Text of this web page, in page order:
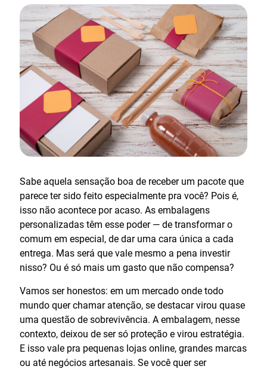
Sabe aquela sensação boa de receber um pacote que
parece ter sido feito especialmente pra você? Pois é,
isso não acontece por acaso. As embalagens
personalizadas têm esse poder — de transformar o
comum em especial, de dar uma cara única a cada
entrega. Mas será que vale mesmo a pena investir
nisso? Ou é só mais um gasto que não compensa?
Vamos ser honestos: em um mercado onde todo
mundo quer chamar atenção, se destacar virou quase
uma questão de sobrevivência. A embalagem, nesse
contexto, deixou de ser só proteção e virou estratégia.
E isso vale pra pequenas lojas online, grandes marcas
ou até negócios artesanais. Se você quer ser